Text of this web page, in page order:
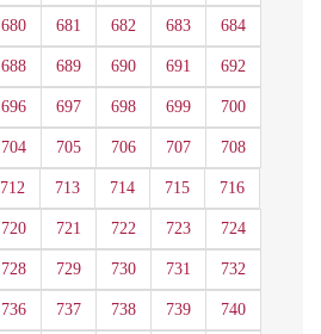
680 681 682 683 684
688 689 690 691 692
696 697 698 699 700
704 705 706 707 708
712 713 714 715 716
720 721 722 723 724
728 729 730 731 732
736 737 738 739 740